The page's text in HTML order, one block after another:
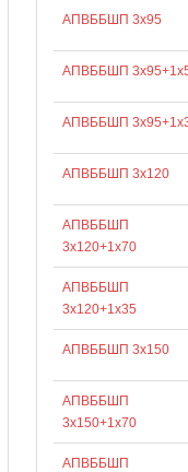
АПВББШП 3х95
АПВББШП
АПВББШП
АПВББШП 3х120
АПВББШП
3х120+1х70
АПВББШП
3х120+1х35
АПВББШП 3х150
АПВББШП
3х150+1х70
АПВББШП